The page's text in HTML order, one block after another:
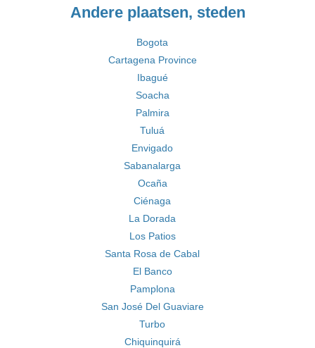
Andere plaatsen, steden
Bogota
Cartagena Province
Ibagué
Soacha
Palmira
Tuluá
Envigado
Sabanalarga
Ocaña
Ciénaga
La Dorada
Los Patios
Santa Rosa de Cabal
El Banco
Pamplona
San José Del Guaviare
Turbo
Chiquinquirá